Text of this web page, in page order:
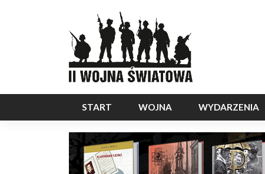
START WOJNA WYDARZENIA